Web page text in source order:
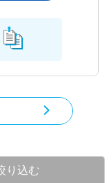
り込む